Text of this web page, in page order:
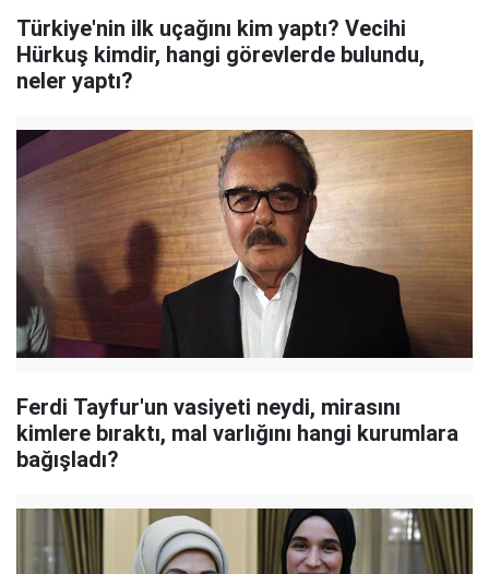
Türkiye'nin ilk uçağını kim yaptı? Vecihi
Hürkuş kimdir, hangi görevlerde bulundu,
neler yaptı?
Ferdi Tayfur'un vasiyeti neydi, mirasını
kimlere bıraktı, mal varlığını hangi kurumlara
bağışladı?